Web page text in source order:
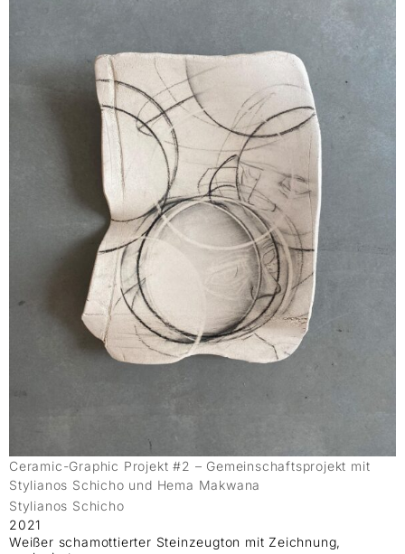
Ceramic-Graphic Projekt #2 – Gemeinschaftsprojekt mit
Stylianos Schicho und Hema Makwana
Stylianos Schicho
2021
Weißer schamottierter Steinzeugton mit Zeichnung,